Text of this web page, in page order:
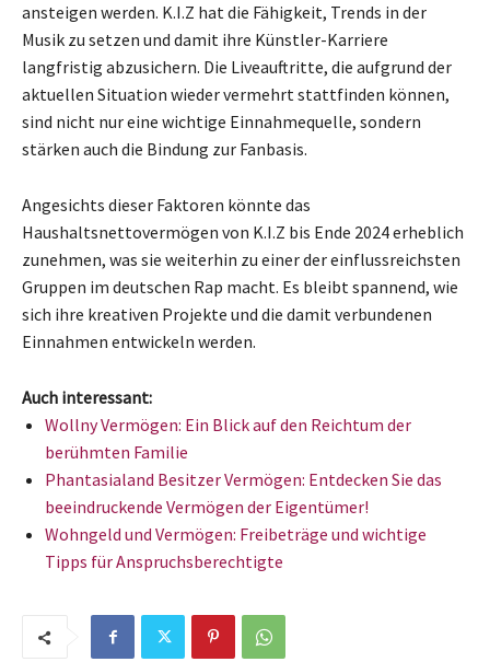
ansteigen werden. K.I.Z hat die Fähigkeit, Trends in der
Musik zu setzen und damit ihre Künstler-Karriere
langfristig abzusichern. Die Liveauftritte, die aufgrund der
aktuellen Situation wieder vermehrt stattfinden können,
sind nicht nur eine wichtige Einnahmequelle, sondern
stärken auch die Bindung zur Fanbasis.
Angesichts dieser Faktoren könnte das
Haushaltsnettovermögen von K.I.Z bis Ende 2024 erheblich
zunehmen, was sie weiterhin zu einer der einflussreichsten
Gruppen im deutschen Rap macht. Es bleibt spannend, wie
sich ihre kreativen Projekte und die damit verbundenen
Einnahmen entwickeln werden.
Auch interessant:
Wollny Vermögen: Ein Blick auf den Reichtum der
berühmten Familie
Phantasialand Besitzer Vermögen: Entdecken Sie das
beeindruckende Vermögen der Eigentümer!
Wohngeld und Vermögen: Freibeträge und wichtige
Tipps für Anspruchsberechtigte